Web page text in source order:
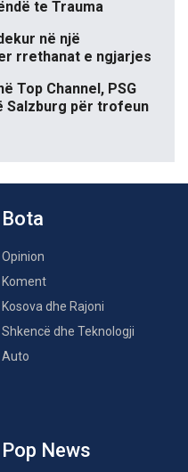
te Trauma
në një
rrethanat e ngjarjes
Top Channel, PSG
Salzburg për trofeun
Bota
Opinion
Koment
Kosova dhe Rajoni
Shkencë dhe Teknologji
Auto
Pop News